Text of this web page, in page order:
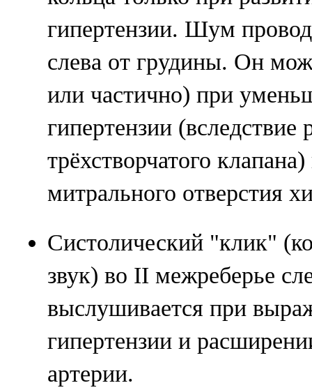
гипертензии. Шум
слева от грудины. Он
или частично) при
гипертензии (вследствие
трёхстворчатого
митрального отверстия
Систолический "клик"
звук) во II межреберье
выслушивается при
гипертензии и
артерии.